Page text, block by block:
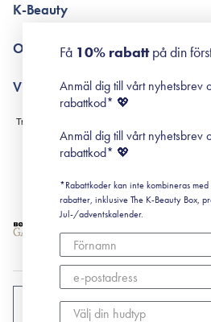
Poängshop - frågor och svar
K-Beauty
Retinol för nybörjare
Om Surisuri
Black Friday
Villkor
Leverans & Retur
Köpvillkor
Prenumerationsvillkor
Cookiepolicy
Få 10% rabattpå din
Anmäl dig till vårt nyhetsbrev
rabattkod* 💖
Anmäl dig till vårt nyhetsbrev
rabattkod* 💖
*Rabattkoder kan inte kombineras
rabatter, inklusive The K-Beauty Box,
Jul-/adventskalender.